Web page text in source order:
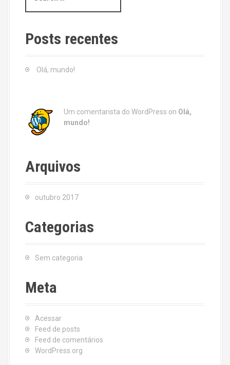
a
c
h
Posts recentes
Olá, mundo!
Um comentarista do WordPress on Olá,
mundo!
Arquivos
outubro 2017
Categorias
Sem categoria
Meta
Acessar
Feed de posts
Feed de comentários
WordPress.org